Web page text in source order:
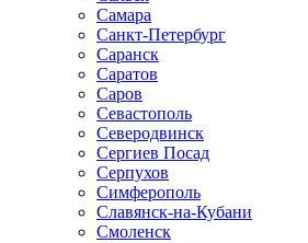
Самара
Санкт-Петербург
Саранск
Саратов
Саров
Севастополь
Северодвинск
Сергиев Посад
Серпухов
Симферополь
Славянск-на-Кубани
Смоленск